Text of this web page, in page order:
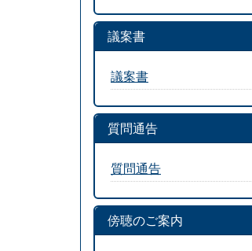
議案書
議案書
質問通告
質問通告
傍聴のご案内